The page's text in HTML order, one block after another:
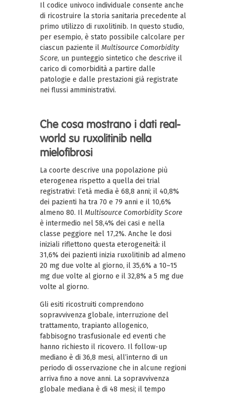
Il codice univoco individuale consente anche
di ricostruire la storia sanitaria precedente al
primo utilizzo di ruxolitinib. In questo studio,
per esempio, è stato possibile calcolare per
ciascun paziente il Multisource Comorbidity
Score, un punteggio sintetico che descrive il
carico di comorbidità a partire dalle
patologie e dalle prestazioni già registrate
nei flussi amministrativi.
Che cosa mostrano i dati real-
world su ruxolitinib nella
mielofibrosi
La coorte descrive una popolazione più
eterogenea rispetto a quella dei trial
registrativi: l’età media è 68,8 anni; il 40,8%
dei pazienti ha tra 70 e 79 anni e il 10,6%
almeno 80. Il Multisource Comorbidity Score
è intermedio nel 58,4% dei casi e nella
classe peggiore nel 17,2%. Anche le dosi
iniziali riflettono questa eterogeneità: il
31,6% dei pazienti inizia ruxolitinib ad almeno
20 mg due volte al giorno, il 35,6% a 10–15
mg due volte al giorno e il 32,8% a 5 mg due
volte al giorno.
Gli esiti ricostruiti comprendono
sopravvivenza globale, interruzione del
trattamento, trapianto allogenico,
fabbisogno trasfusionale ed eventi che
hanno richiesto il ricovero. Il follow-up
mediano è di 36,8 mesi, all’interno di un
periodo di osservazione che in alcune regioni
arriva fino a nove anni. La sopravvivenza
globale mediana è di 48 mesi; il tempo